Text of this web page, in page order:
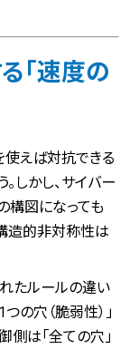
「速度の
使えば対抗できる
しかし、サイバー
構図になっても
造的非対称性は
たルールの違い
の穴（脆弱性）」
は「全ての穴」